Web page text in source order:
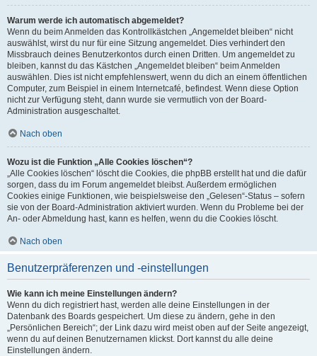
Warum werde ich automatisch abgemeldet?
Wenn du beim Anmelden das Kontrollkästchen „Angemeldet bleiben“ nicht
auswählst, wirst du nur für eine Sitzung angemeldet. Dies verhindert den
Missbrauch deines Benutzerkontos durch einen Dritten. Um angemeldet zu
bleiben, kannst du das Kästchen „Angemeldet bleiben“ beim Anmelden
auswählen. Dies ist nicht empfehlenswert, wenn du dich an einem öffentlichen
Computer, zum Beispiel in einem Internetcafé, befindest. Wenn diese Option
nicht zur Verfügung steht, dann wurde sie vermutlich von der Board-
Administration ausgeschaltet.
Nach oben
Wozu ist die Funktion „Alle Cookies löschen“?
„Alle Cookies löschen“ löscht die Cookies, die phpBB erstellt hat und die dafür
sorgen, dass du im Forum angemeldet bleibst. Außerdem ermöglichen
Cookies einige Funktionen, wie beispielsweise den „Gelesen“-Status – sofern
sie von der Board-Administration aktiviert wurden. Wenn du Probleme bei der
An- oder Abmeldung hast, kann es helfen, wenn du die Cookies löscht.
Nach oben
Benutzerpräferenzen und -einstellungen
Wie kann ich meine Einstellungen ändern?
Wenn du dich registriert hast, werden alle deine Einstellungen in der
Datenbank des Boards gespeichert. Um diese zu ändern, gehe in den
„Persönlichen Bereich“; der Link dazu wird meist oben auf der Seite angezeigt,
wenn du auf deinen Benutzernamen klickst. Dort kannst du alle deine
Einstellungen ändern.